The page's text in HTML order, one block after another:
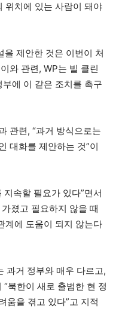
위치에 있는 사람이 돼야
을 제안한 것은 이번이 처
와 관련, WP는 빌 클린
에 이 같은 조치를 촉구
관련, “과거 방식으로는
대화를 제안하는 것”이
속할 필요가 있다”면서
졌고 필요하지 않을 때
계에 도움이 되지 않는다
과거 정부와 매우 다르고,
북한이 새로 출범한 현 정
움을 겪고 있다”고 지적